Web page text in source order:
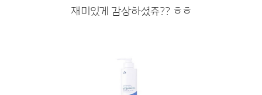
재미있게 감상하셨쥬?? ㅎㅎ